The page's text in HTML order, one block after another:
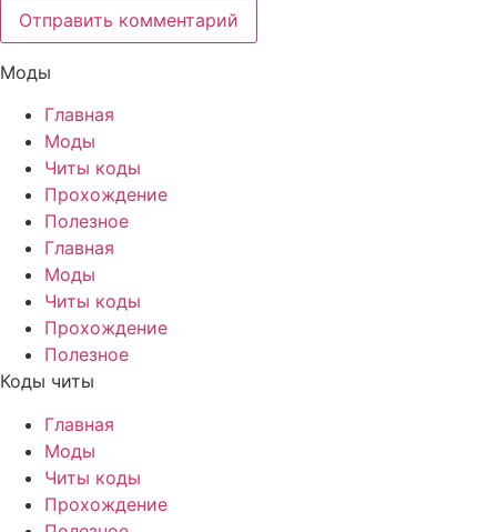
Моды
Главная
Моды
Читы коды
Прохождение
Полезное
Главная
Моды
Читы коды
Прохождение
Полезное
Коды читы
Главная
Моды
Читы коды
Прохождение